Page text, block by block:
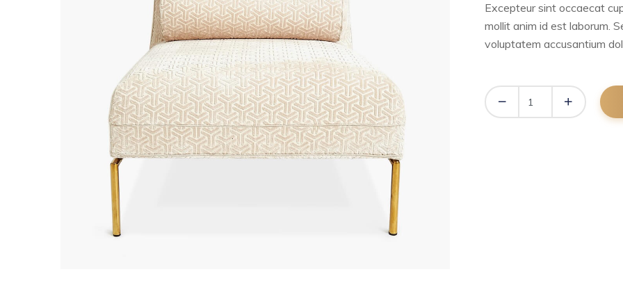
Excepteur sint occaecat
mollit anim id est laborum.
voluptatem accusantium